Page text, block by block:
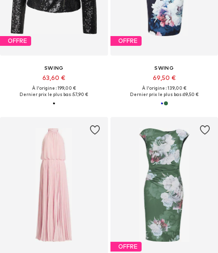
OFFRE
SWING
63,60 €
À l'origine : 199,00 €
Dernier prix le plus bas :57,90 €
OFFRE
SWING
69,50 €
À l'origine : 139,00 €
Dernier prix le plus bas :69,50 €
OFFRE